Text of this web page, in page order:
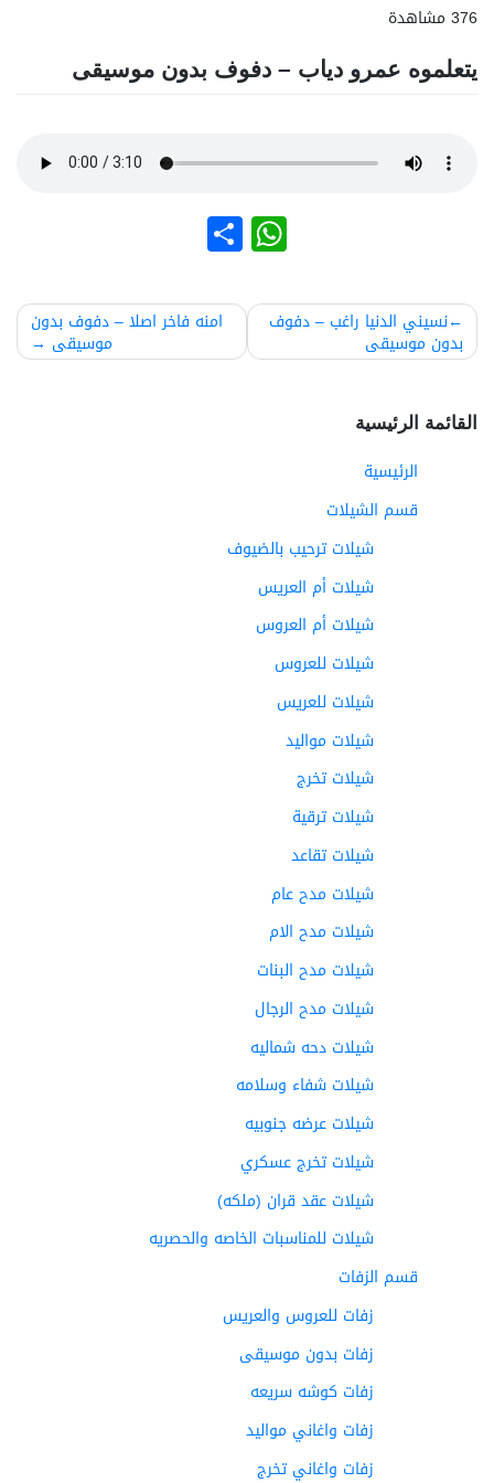
376 مشاهدة
يتعلموه عمرو دياب – دفوف بدون موسيقى
WhatsApp
نشر
تصفّح
المقالات
نسيني الدنيا راغب – دفوف
بدون موسيقى
امنه فاخر اصلا – دفوف بدون
موسيقى
القائمة الرئيسية
الرئيسية
قسم الشيلات
شيلات ترحيب بالضيوف
شيلات أم العريس
شيلات أم العروس
شيلات للعروس
شيلات للعريس
شيلات مواليد
شيلات تخرج
شيلات ترقية
شيلات تقاعد
شيلات مدح عام
شيلات مدح الام
شيلات مدح البنات
شيلات مدح الرجال
شيلات دحه شماليه
شيلات شفاء وسلامه
شيلات عرضه جنوبيه
شيلات تخرج عسكري
شيلات عقد قران (ملكه)
شيلات للمناسبات الخاصه والحصريه
قسم الزفات
زفات للعروس والعريس
زفات بدون موسيقى
زفات كوشه سريعه
زفات واغاني مواليد
زفات واغاني تخرج